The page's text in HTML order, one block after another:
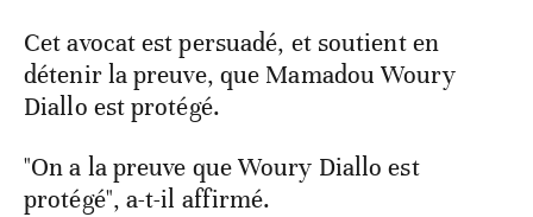
Cet avocat est persuadé, et soutient en
détenir la preuve, que Mamadou Woury
Diallo est protégé.
"On a la preuve que Woury Diallo est
protégé", a-t-il affirmé.